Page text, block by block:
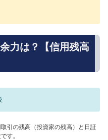
力は？【信用残高
引の残高（投資家の残高）と日証
す。